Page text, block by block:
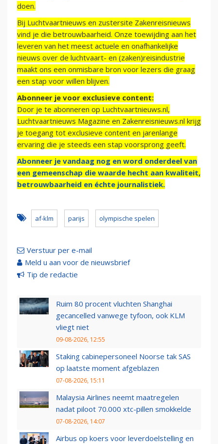
doen.
Bij Luchtvaartnieuws en zustersite Zakenreisnieuws
vind je die betrouwbaarheid. Onze toewijding aan het
leveren van het meest actuele en onafhankelijke
nieuws over de luchtvaart- en (zaken)reisindustrie
maakt ons een onmisbare bron voor lezers die graag
een stap voor willen blijven.
Abonneer je voor exclusieve content:
Door je te abonneren op Luchtvaartnieuws.nl,
Luchtvaartnieuws Magazine en Zakenreisnieuws.nl krijg
je toegang tot exclusieve content en jarenlange
ervaring die je steeds een stap voorsprong geeft.
Abonneer je vandaag nog en word onderdeel van
een gemeenschap die waarde hecht aan kwaliteit,
betrouwbaarheid en échte journalistiek.
af-klm parijs olympische spelen
Verstuur per e-mail
Meld u aan voor de nieuwsbrief
Tip de redactie
Ruim 80 procent vluchten Shanghai
gecancelled vanwege tyfoon, ook KLM
vliegt niet
09-08-2026, 12:55
Staking cabinepersoneel Noorse tak SAS
op laatste moment afgeblazen
07-08-2026, 15:11
Malaysia Airlines neemt maatregelen
nadat piloot 70.000 xtc-pillen smokkelde
07-08-2026, 14:07
Airbus op koers voor leverdoelstelling en